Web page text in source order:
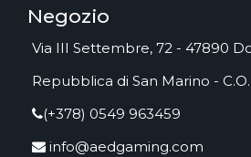
Negozio
Via III Settembre, 72 - 47890
Repubblica di San Marino -
(+378) 0549 963459
info@aedgaming.com